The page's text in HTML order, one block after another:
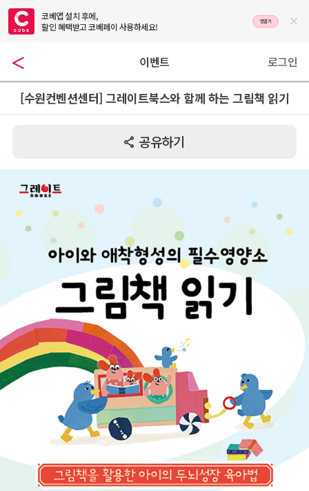
코베앱 설치 후에,
할인 혜택받고 코베페이 사용하세요!
앱열기 
이벤트 로그인
[수원컨벤션센터] 그레이트북스와 함께 하는 그림책 읽기
 공유하기